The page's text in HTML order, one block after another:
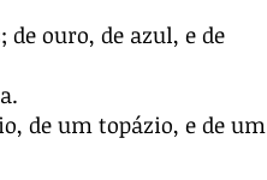
ouro, de azul, e de
de um topázio, e de um